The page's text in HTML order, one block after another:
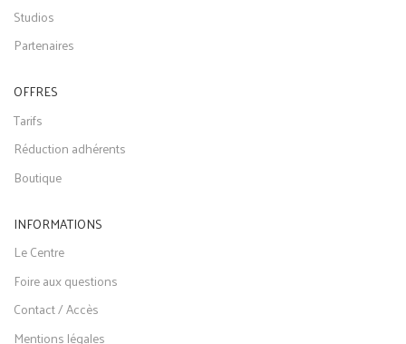
Studios
Partenaires
OFFRES
Tarifs
Réduction adhérents
Boutique
INFORMATIONS
Le Centre
Foire aux questions
Contact / Accès
Mentions légales